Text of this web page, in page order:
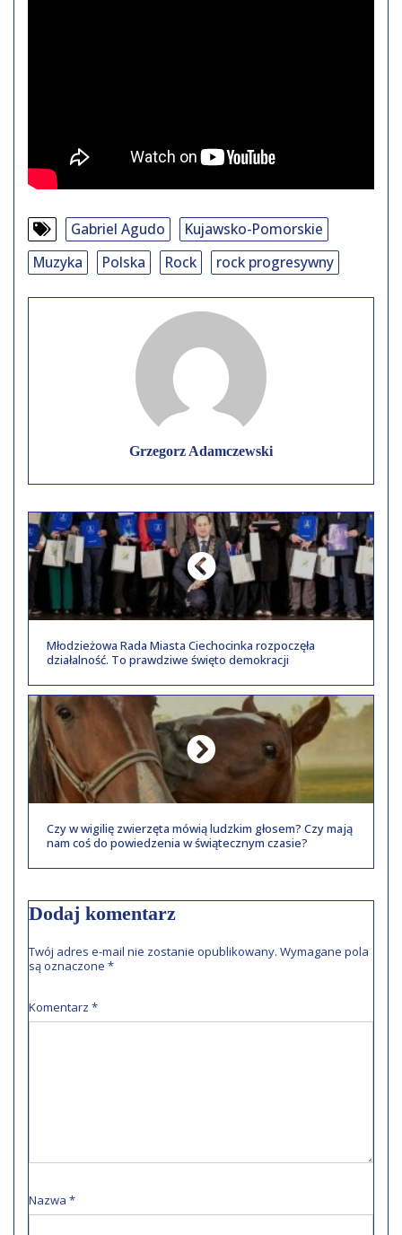
Gabriel Agudo
Kujawsko-Pomorskie
Muzyka
Polska Rock rock progresywny
Grzegorz Adamczewski
Młodzieżowa Rada Miasta Ciechocinka rozpoczęła
działalność. To prawdziwe święto demokracji
Czy w wigilię zwierzęta mówią ludzkim głosem? Czy mają
nam coś do powiedzenia w świątecznym czasie?
Dodaj komentarz
Twój adres e-mail nie zostanie opublikowany. Wymagane pola
są oznaczone *
Komentarz *
Nazwa *